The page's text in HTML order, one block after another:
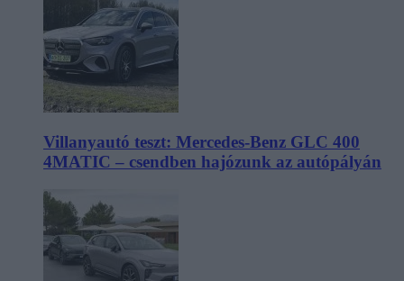
Villanyautó teszt: Mercedes-Benz GLC 400
4MATIC – csendben hajózunk az autópályán